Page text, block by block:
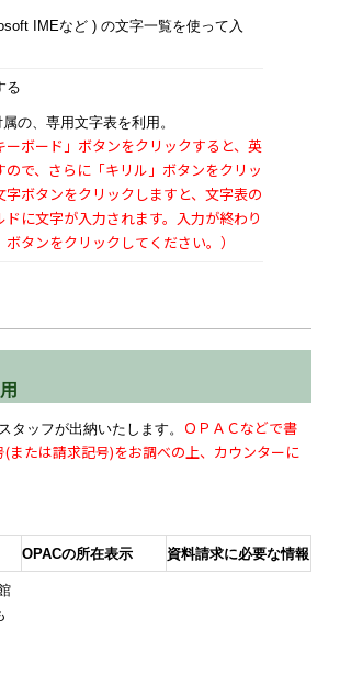
IMEなど ) の文字一覧を使って入
る
属の、専用文字表を利用。
ーボード」ボタンをクリックすると、英
で、さらに「キリル」ボタンをクリッ
字ボタンをクリックしますと、文字表の
に文字が入力されます。入力が終わり
タンをクリックしてください。）
タッフが出納いたします。
ＯＰＡＣなどで書
または請求記号)をお調べの上、カウンターに
OPACの所在表示 資料請求に必要な情報